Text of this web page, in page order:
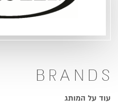
BRANDS
עוד על המותג